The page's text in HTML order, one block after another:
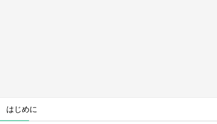
はじめに